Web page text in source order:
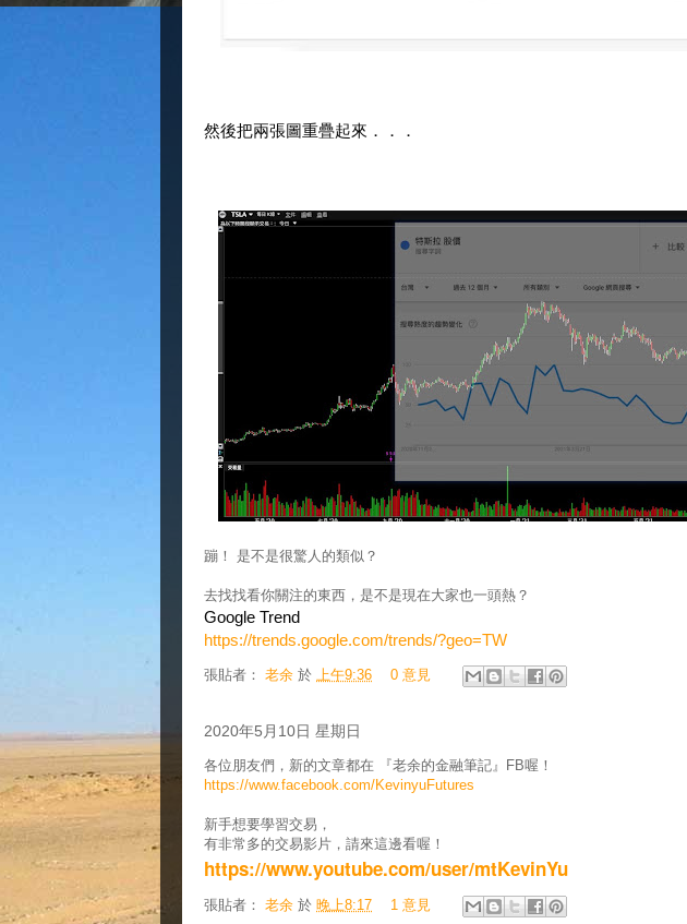
蹦！ 是不是很驚人的類似？
去找找看你關注的東西，是不是現在大家也一頭熱？
Google Trend
https://trends.google.com/trends/?geo=TW
張貼者： 老余 於 上午9:36 0 意見
2020年5月10日 星期日
各位朋友們，新的文章都在 『老余的金融筆記』FB喔！
https://www.facebook.com/KevinyuFutures
新手想要學習交易，
有非常多的交易影片，請來這邊看喔！
https://www.youtube.com/user/mtKevinYu
張貼者： 老余 於 晚上8:17 1 意見